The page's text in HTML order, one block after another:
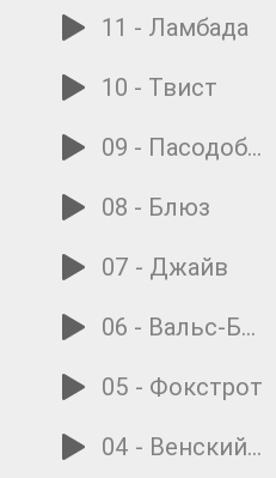
11 - Ламбада
10 - Твист
09 - Пасодобль
08 - Блюз
07 - Джайв
06 - Вальс-Бостон
05 - Фокстрот
04 - Венский вальс